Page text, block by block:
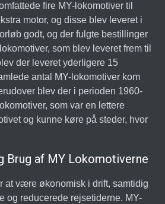
fire MY-lokomotiver til
motor, og disse blev leveret i
godt, og der fulgte bestillinger
som blev leveret frem til
der leveret yderligere 15
antal MY-lokomotiver kom
blev der i perioden 1960-
som var en lettere
og kunne køre på steder, hvor
Brug af MY Lokomotiverne
at være økonomisk i drift, samtidig
og reducerede rejsetiderne. MY-